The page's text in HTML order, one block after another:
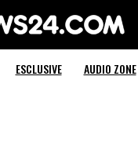
24
ESCLUSIVE AUDIO ZONE